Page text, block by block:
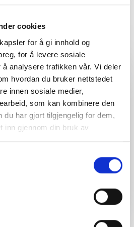
cookies
for å gi innhold og
for å levere sosiale
analysere trafikken vår. Vi deler
hvordan du bruker nettstedet
innen sosiale medier,
som kan kombinere den
du har gjort tilgjengelig for dem,
inn gjennom din bruk av